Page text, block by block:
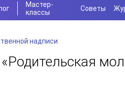
Мастер-
классы
Советы
надписи